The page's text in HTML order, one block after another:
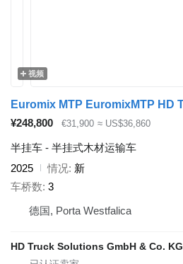
视频
¥248,800 €31,900 ≈ US$36,860
半挂车 - 半挂式木材运输车
2025
情况 新
车桥数 3
德国, Porta Westfalica
HD Truck Solutions GmbH & Co. KG